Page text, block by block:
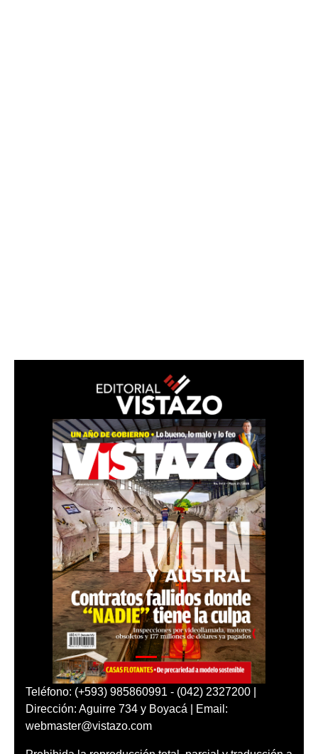
Teléfono: (+593) 985860991 - (042) 2327200 |
Dirección: Aguirre 734 y Boyacá | Email:
webmaster@vistazo.com